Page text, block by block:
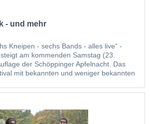
- und mehr
Kneipen - sechs Bands - alles live“ -
am kommenden Samstag (23.
der Schöppinger Apfelnacht. Das
mit bekannten und weniger bekannten
Rock...